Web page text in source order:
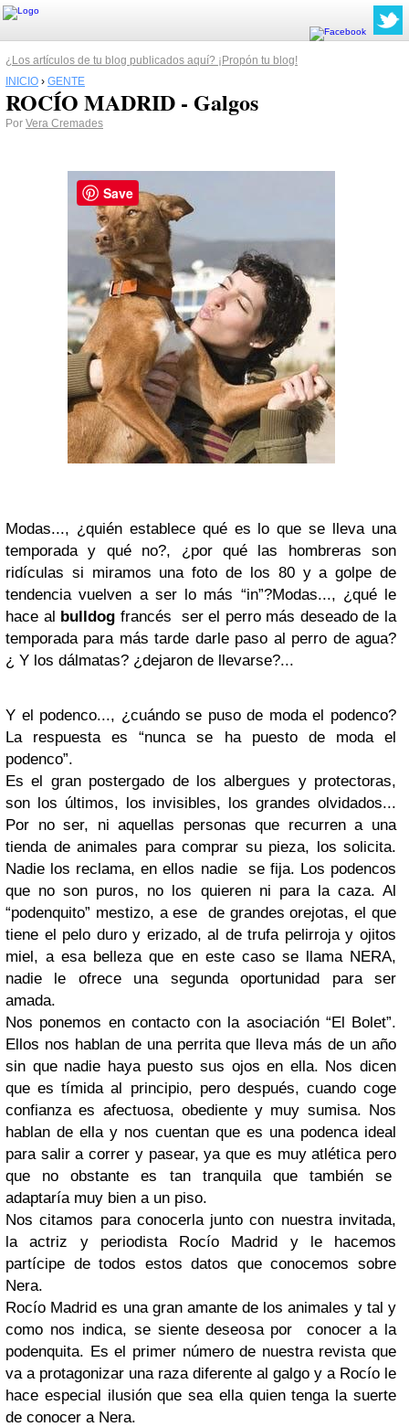
¿Los artículos de tu blog publicados aquí? ¡Propón tu blog!
INICIO › GENTE
ROCÍO MADRID - Galgos
Por Vera Cremades
Modas..., ¿quién establece qué es lo que se lleva una
temporada y qué no?, ¿por qué las hombreras son
ridículas si miramos una foto de los 80 y a golpe de
tendencia vuelven a ser lo más “in”?Modas..., ¿qué le
hace al bulldog francés ser el perro más deseado de la
temporada para más tarde darle paso al perro de agua?
¿ Y los dálmatas? ¿dejaron de llevarse?...
Y el podenco..., ¿cuándo se puso de moda el podenco?
La respuesta es “nunca se ha puesto de moda el
podenco”.
Es el gran postergado de los albergues y protectoras,
son los últimos, los invisibles, los grandes olvidados...
Por no ser, ni aquellas personas que recurren a una
tienda de animales para comprar su pieza, los solicita.
Nadie los reclama, en ellos nadie se fija. Los podencos
que no son puros, no los quieren ni para la caza. Al
“podenquito” mestizo, a ese de grandes orejotas, el que
tiene el pelo duro y erizado, al de trufa pelirroja y ojitos
miel, a esa belleza que en este caso se llama NERA,
nadie le ofrece una segunda oportunidad para ser
amada.
Nos ponemos en contacto con la asociación “El Bolet”.
Ellos nos hablan de una perrita que lleva más de un año
sin que nadie haya puesto sus ojos en ella. Nos dicen
que es tímida al principio, pero después, cuando coge
confianza es afectuosa, obediente y muy sumisa. Nos
hablan de ella y nos cuentan que es una podenca ideal
para salir a correr y pasear, ya que es muy atlética pero
que no obstante es tan tranquila que también se
adaptaría muy bien a un piso.
Nos citamos para conocerla junto con nuestra invitada,
la actriz y periodista Rocío Madrid y le hacemos
partícipe de todos estos datos que conocemos sobre
Nera.
Rocío Madrid es una gran amante de los animales y tal y
como nos indica, se siente deseosa por conocer a la
podenquita. Es el primer número de nuestra revista que
va a protagonizar una raza diferente al galgo y a Rocío le
hace especial ilusión que sea ella quien tenga la suerte
de conocer a Nera.
Save